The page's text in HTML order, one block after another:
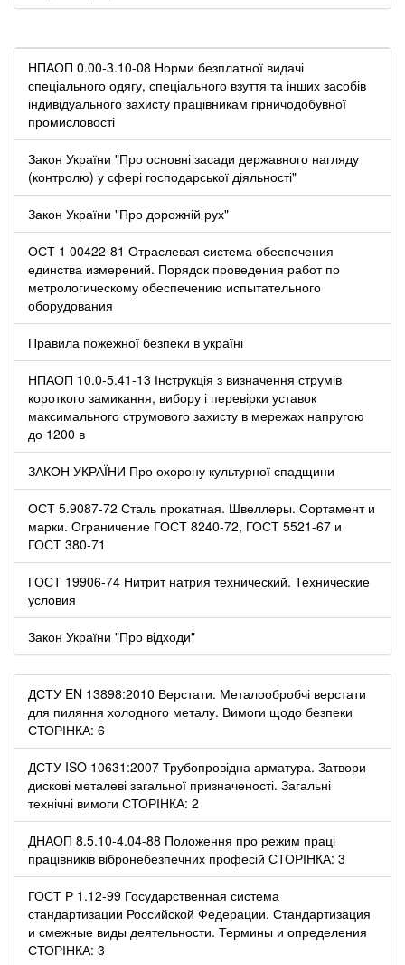
НПАОП 0.00-3.10-08 Норми безплатної видачі
спеціального одягу, спеціального взуття та інших засобів
індивідуального захисту працівникам гірничодобувної
промисловості
Закон України "Про основні засади державного нагляду
(контролю) у сфері господарської діяльності"
Закон України "Про дорожній рух"
ОСТ 1 00422-81 Отраслевая система обеспечения
единства измерений. Порядок проведения работ по
метрологическому обеспечению испытательного
оборудования
Правила пожежної безпеки в україні
НПАОП 10.0-5.41-13 Інструкція з визначення струмів
короткого замикання, вибору і перевірки уставок
максимального струмового захисту в мережах напругою
до 1200 в
ЗАКОН УКРАЇНИ Про охорону культурної спадщини
ОСТ 5.9087-72 Сталь прокатная. Швеллеры. Сортамент и
марки. Ограничение ГОСТ 8240-72, ГОСТ 5521-67 и
ГОСТ 380-71
ГОСТ 19906-74 Нитрит натрия технический. Технические
условия
Закон України "Про відходи"
ДСТУ EN 13898:2010 Верстати. Металообробчі верстати
для пиляння холодного металу. Вимоги щодо безпеки
СТОРІНКА: 6
ДСТУ ISO 10631:2007 Трубопровідна арматура. Затвори
дискові металеві загальної призначеності. Загальні
технічні вимоги СТОРІНКА: 2
ДНАОП 8.5.10-4.04-88 Положення про режим праці
працівників вібронебезпечних професій СТОРІНКА: 3
ГОСТ Р 1.12-99 Государственная система
стандартизации Российской Федерации. Стандартизация
и смежные виды деятельности. Термины и определения
СТОРІНКА: 3